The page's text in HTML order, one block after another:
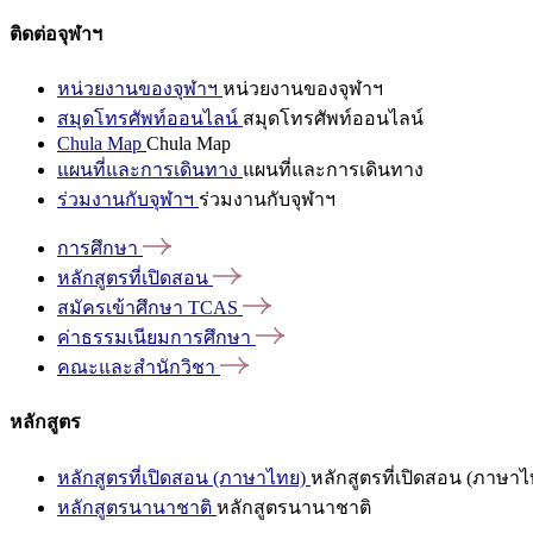
ติดต่อจุฬาฯ
หน่วยงานของจุฬาฯ หน่วยงานของจุฬาฯ
สมุดโทรศัพท์ออนไลน์ สมุดโทรศัพท์ออนไลน์
Chula Map Chula Map
แผนที่และการเดินทาง แผนที่และการเดินทาง
ร่วมงานกับจุฬาฯ ร่วมงานกับจุฬาฯ
การศึกษา
หลักสูตรที่เปิดสอน
สมัครเข้าศึกษา TCAS
ค่าธรรมเนียมการศึกษา
คณะและสำนักวิชา
หลักสูตร
หลักสูตรที่เปิดสอน (ภาษาไทย) หลักสูตรที่เปิดสอน (ภาษาไ
หลักสูตรนานาชาติ หลักสูตรนานาชาติ